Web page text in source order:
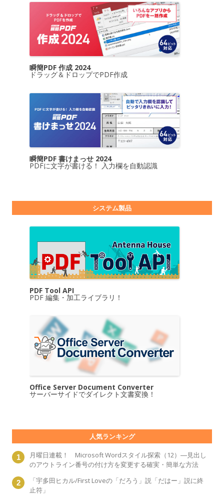
瞬簡PDF 作成 2024
ドラッグ＆ドロップでPDF作成
瞬簡PDF 書けまっせ 2024
PDFに文字が書ける！ 入力欄を自動認識
システム製品
PDF Tool API
PDF 編集・加工ライブラリ！
Office Server Document Converter
サーバーサイドでダイレクト文書変換！
人気ランキング
月曜日連載！ Microsoft Wordスタイル探索（12）―見出し
のアウトライン番号の付け方を変更する確実・簡単な方法
「宇多田ヒカル/First Loveの「だろう」説「だはー」説に終
止符」